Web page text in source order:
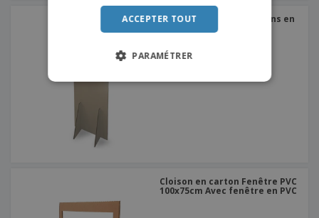
Cloison 75x90cm | Cloisons en
Cloison en carton Fenêtre PVC
100x75cm Avec fenêtre en PVC
ITALIAN
ACCEPTER TOUT
PARAMÉTRER